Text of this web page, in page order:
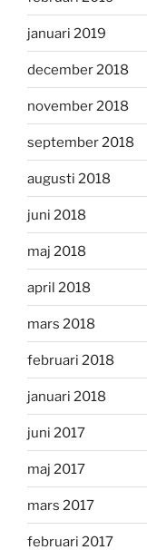
januari 2019
december 2018
november 2018
september 2018
augusti 2018
juni 2018
maj 2018
april 2018
mars 2018
februari 2018
januari 2018
juni 2017
maj 2017
mars 2017
februari 2017